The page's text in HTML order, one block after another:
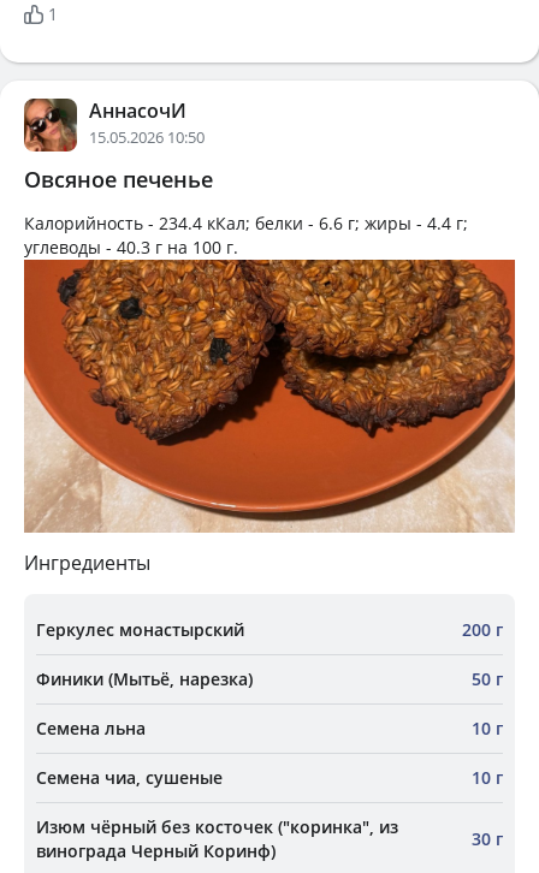
1
АннасочИ
15.05.2026 10:50
Овсяное печенье
Калорийность - 234.4 кКал; белки - 6.6 г; жиры - 4.4 г;
углеводы - 40.3 г на 100 г.
Ингредиенты
Геркулес монастырский 200 г
Финики (Мытьё, нарезка) 50 г
Семена льна 10 г
Семена чиа, сушеные 10 г
Изюм чёрный без косточек ("коринка", из
винограда Черный Коринф)
30 г